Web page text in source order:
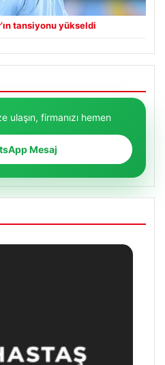
tansiyonu yükseldi
firmanızı hemen
Mesaj